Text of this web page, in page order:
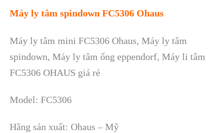
Máy ly tâm spindown FC5306 Ohaus
Máy ly tâm mini FC5306 Ohaus, Máy ly tâm
spindown, Máy ly tâm ống eppendorf, Máy li tâm
FC5306 OHAUS giá rẻ
Model: FC5306
Hãng sản xuất: Ohaus – Mỹ